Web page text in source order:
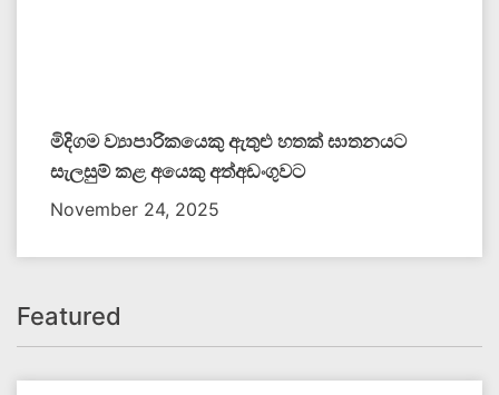
මිදිගම ව්‍යාපාරිකයෙකු ඇතුළු හතක් ඝාතනයට
සැලසුම් කළ අයෙකු අත්අඩංගුවට
November 24, 2025
Featured